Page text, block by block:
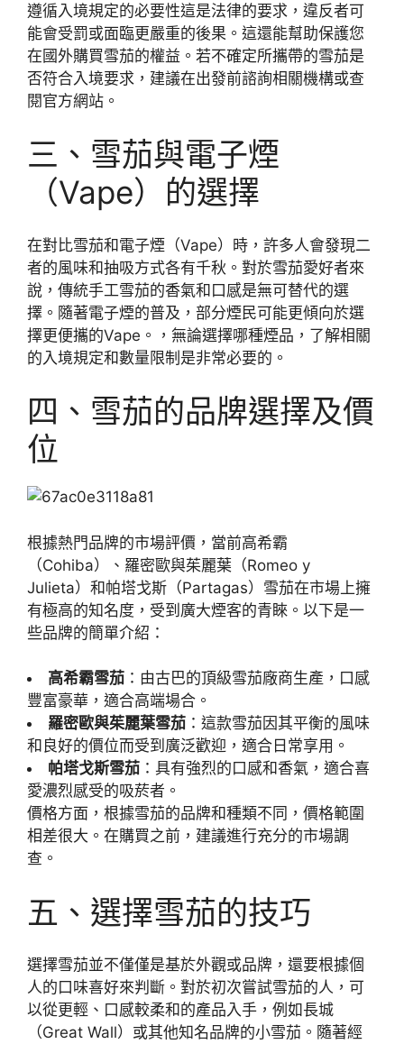
遵循入境規定的必要性這是法律的要求，違反者可
能會受罰或面臨更嚴重的後果。這還能幫助保護您
在國外購買雪茄的權益。若不確定所攜帶的雪茄是
否符合入境要求，建議在出發前諮詢相關機構或查
閱官方網站。
三、雪茄與電子煙
（Vape）的選擇
在對比雪茄和電子煙（Vape）時，許多人會發現二
者的風味和抽吸方式各有千秋。對於雪茄愛好者來
說，傳統手工雪茄的香氣和口感是無可替代的選
擇。隨著電子煙的普及，部分煙民可能更傾向於選
擇更便攜的Vape。，無論選擇哪種煙品，了解相關
的入境規定和數量限制是非常必要的。
四、雪茄的品牌選擇及價
位
根據熱門品牌的市場評價，當前高希霸
（Cohiba）、羅密歐與茱麗葉（Romeo y
Julieta）和帕塔戈斯（Partagas）雪茄在市場上擁
有極高的知名度，受到廣大煙客的青睞。以下是一
些品牌的簡單介紹：
高希霸雪茄 ：由古巴的頂級雪茄廠商生產，口感
豐富豪華，適合高端場合。
羅密歐與茱麗葉雪茄 ：這款雪茄因其平衡的風味
和良好的價位而受到廣泛歡迎，適合日常享用。
帕塔戈斯雪茄 ：具有強烈的口感和香氣，適合喜
愛濃烈感受的吸菸者。
價格方面，根據雪茄的品牌和種類不同，價格範圍
相差很大。在購買之前，建議進行充分的市場調
查。
五、選擇雪茄的技巧
選擇雪茄並不僅僅是基於外觀或品牌，還要根據個
人的口味喜好來判斷。對於初次嘗試雪茄的人，可
以從更輕、口感較柔和的產品入手，例如長城
（Great Wall）或其他知名品牌的小雪茄。隨著經